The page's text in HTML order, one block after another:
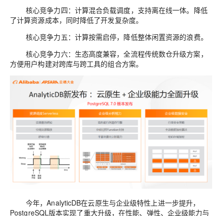
核心竞争力四：计算混合负载调度，支持离在线一体。 降低
了计算资源成本，同时降低了开发复杂度。
核心竞争力五：计算按需启停， 降低整体闲置资源的浪费。
核心竞争力六：生态高度兼容，全流程传统数仓升级方案，
方便用户构建对跨库与跨工具的组合方案。
今年，AnalyticDB在云原生与企业级特性上进一步提升，
PostgreSQL版本实现了重大升级，在性能、 弹性、企业级能力与